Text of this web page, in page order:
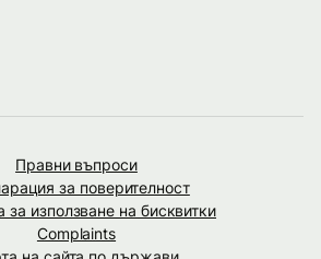
Правни въпроси
за поверителност
за използване на бисквитки
Complaints